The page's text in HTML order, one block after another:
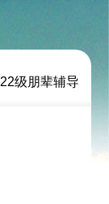
22级朋辈辅导